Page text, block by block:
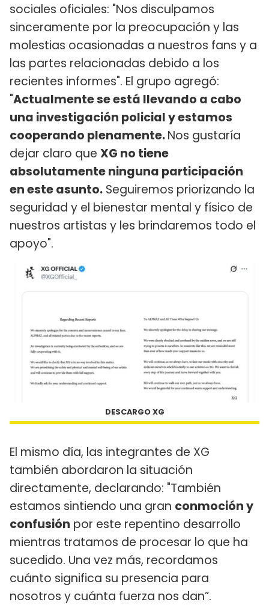
sociales oficiales: "Nos disculpamos
sinceramente por la preocupación y las
molestias ocasionadas a nuestros fans y a
las partes relacionadas debido a los
recientes informes". El grupo agregó:
"Actualmente se está llevando a cabo
una investigación policial y estamos
cooperando plenamente.Nos gustaría
dejar claro que XG no tiene
absolutamente ninguna participación
en este asunto. Seguiremos priorizando la
seguridad y el bienestar mental y físico de
nuestros artistas y les brindaremos todo el
apoyo".
DESCARGO XG
El mismo día, las integrantes de XG
también abordaron la situación
directamente, declarando: "También
estamos sintiendo una gran conmoción y
confusión por este repentino desarrollo
mientras tratamos de procesar lo que ha
sucedido. Una vez más, recordamos
cuánto significa su presencia para
nosotros y cuánta fuerza nos dan”.